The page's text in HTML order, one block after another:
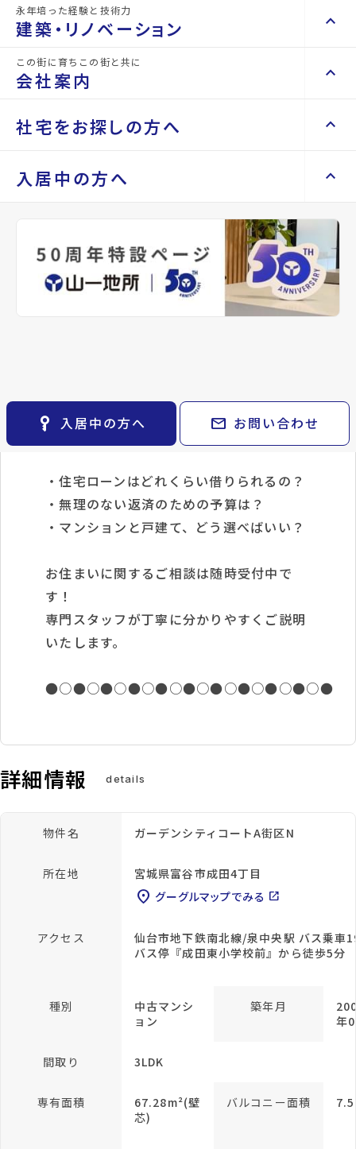
不動産をお持ちの方へ keyboard_arrow_right
山一地所の賃貸管理
不動産を貸すまでの流れ
空き家サポートサービス
不動産を売却したい keyboard_arrow_right
相続相談をしたい keyboard_arrow_right
不動産に投資したい keyboard_arrow_right
永年培った経験と技術力
建築・リノベーション keyboard_arrow_up
建築・リノベーション keyboard_arrow_right
Renotta（リノッタ） keyboard_arrow_right
この街に育ちこの街と共に
会社案内 keyboard_arrow_up
会社案内 keyboard_arrow_right
会社概要・沿革 keyboard_arrow_right
keyboard_arrow_right
パーパス keyboard_arrow_right
CM紹介
社宅をお探しの方へ keyboard_arrow_up
社宅をお探しの方へ keyboard_arrow_right
keyboard_arrow_right
レンタルオフィス keyboard_arrow_right
貸会議室 keyboard_arrow_right
open_in_new
入居中の方へ keyboard_arrow_up
keyboard_arrow_right
退去される方へ keyboard_arrow_right
※準備中 住まいのしおり（PDF）
key_vertical 入居中の方へ mail お問い合わせ
学校は徒歩5分
●○●○●○●○●○●○●○●○●○●○●
地元に強い「山一地所」だから、
売買物件も豊富に取り揃えています。
こんなお悩みはありませんか？
・住宅ローンはどれくらい借りられるの？
・無理のない返済のための予算は？
・マンションと戸建て、どう選べばいい？
お住まいに関するご相談は随時受付中で
す！
専門スタッフが丁寧に分かりやすくご説明
いたします。
●○●○●○●○●○●○●○●○●○●○●
詳細情報 details
物件名 ガーデンシティコートA街区N
所在地 宮城県富谷市成田4丁目
location_on グーグルマップでみる open_in_new
アクセス
仙台市地下鉄南北線/泉中央駅 バス乗車
バス停『成田東小学校前』から徒歩5分
種別
中古マンシ
ョン
築年月
年
間取り 3LDK
専有面積
67.28m²(壁
芯)
バルコニー面積